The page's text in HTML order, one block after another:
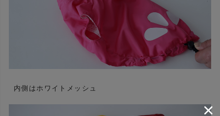
内側はホワイトメッシュ